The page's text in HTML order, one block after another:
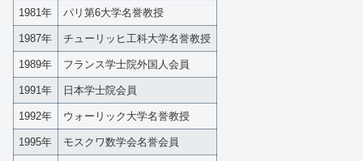
1981年 パリ第6大学名誉教授
1987年 チューリッヒ工科大学名誉教授
1989年 フランス学士院外国人会員
1991年 日本学士院会員
1992年 ウォーリック大学名誉教授
1995年 モスクワ数学会名誉会員